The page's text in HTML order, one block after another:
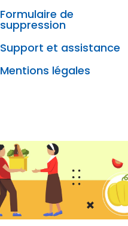
Formulaire de
suppression
Support et assistance
Mentions légales